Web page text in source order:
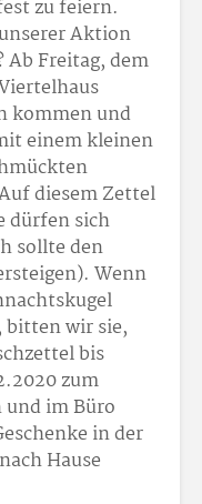
zu feiern.
Aktion
Ab Freitag, dem
kommen und
einem kleinen
diesem Zettel
dürfen sich
sollte den
Wenn
bitten wir sie,
bis
zum
im Büro
in der
Hause